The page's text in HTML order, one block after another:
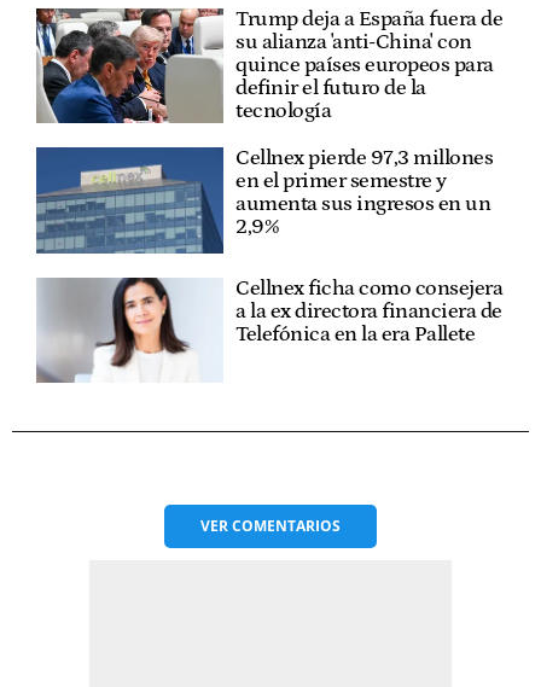
Trump deja a España fuera de
su alianza 'anti-China' con
quince países europeos para
definir el futuro de la
tecnología
Cellnex pierde 97,3 millones
en el primer semestre y
aumenta sus ingresos en un
2,9%
Cellnex ficha como consejera
a la ex directora financiera de
Telefónica en la era Pallete
VERCOMENTARIOS